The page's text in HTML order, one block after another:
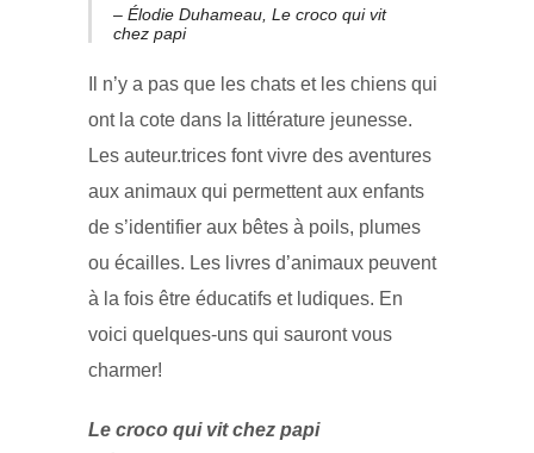
– Élodie Duhameau, Le croco qui vit
chez papi
Il n’y a pas que les chats et les chiens qui
ont la cote dans la littérature jeunesse.
Les auteur.trices font vivre des aventures
aux animaux qui permettent aux enfants
de s’identifier aux bêtes à poils, plumes
ou écailles. Les livres d’animaux peuvent
à la fois être éducatifs et ludiques. En
voici quelques-uns qui sauront vous
charmer!
Le croco qui vit chez papi